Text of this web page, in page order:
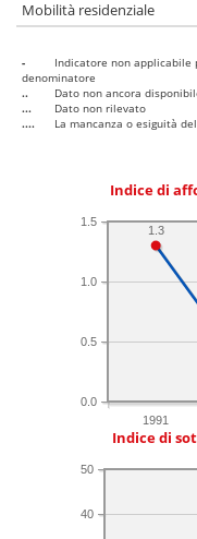
Mobilità residenziale
-
Indicatore non applicabile
denominatore
..
Dato non ancora
...
Dato non rilevato
....
La mancanza o esiguità
Indice di
1991
0.0
0.5
1.0
1.5
1.3
Indice di
40
50